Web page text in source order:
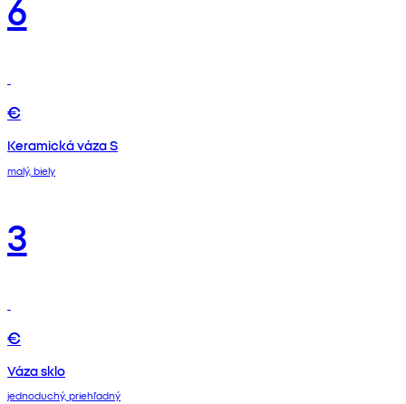
€
Keramická váza S
malý, biely
3
€
Váza sklo
jednoduchý, priehľadný